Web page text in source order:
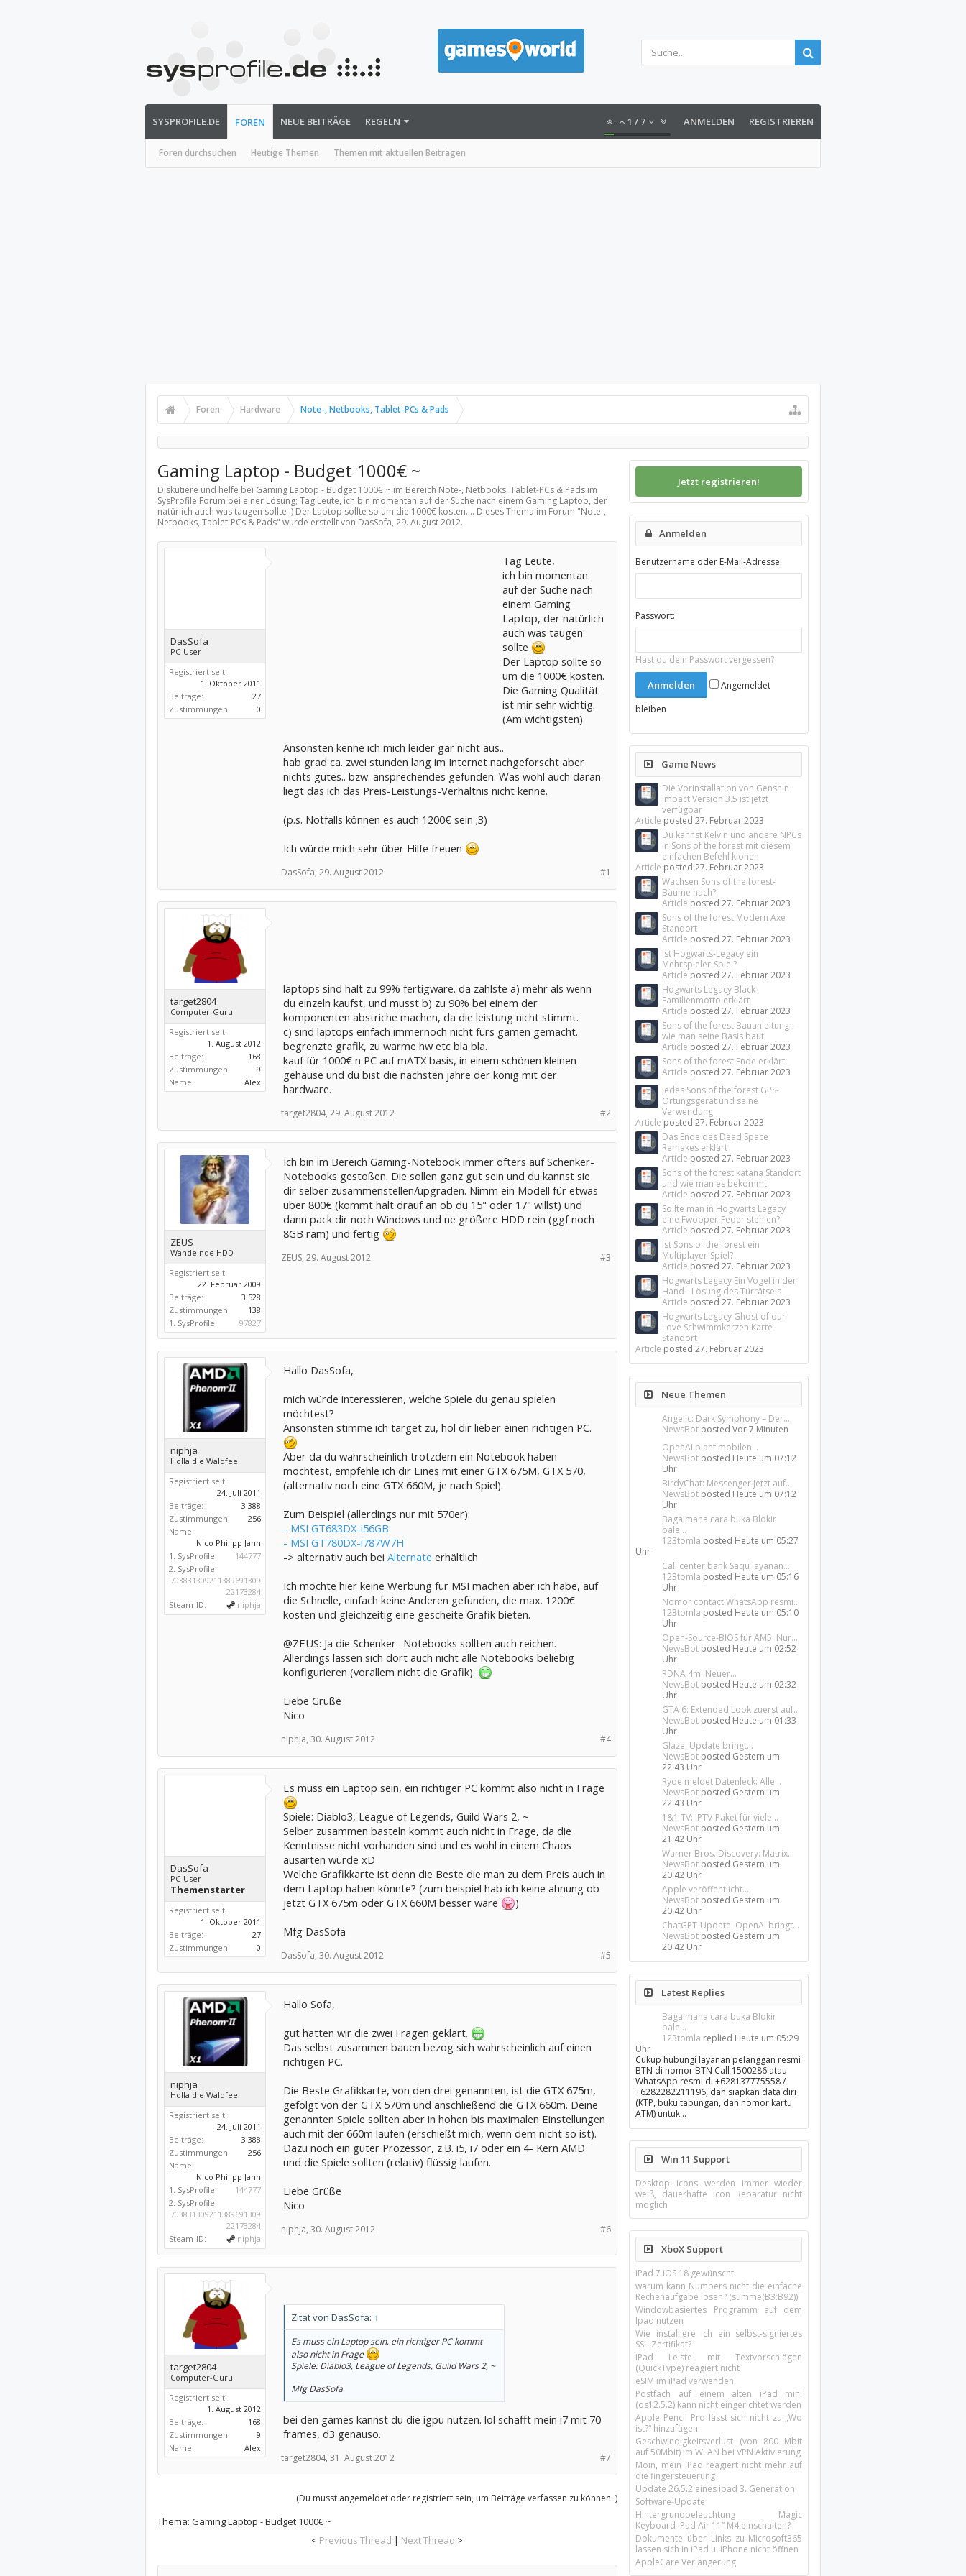
SYSPROFILE.DE FOREN
Foren durchsuchen Heutige Themen Themen mit aktuellen Beiträgen
NEUE BEITRÄGE REGELN 1 / 7 ANMELDEN REGISTRIEREN
Foren Hardware Note-, Netbooks, Tablet-PCs & Pads
Gaming Laptop - Budget 1000€ ~
Diskutiere und helfe bei Gaming Laptop - Budget 1000€ ~ im Bereich Note-, Netbooks, Tablet-PCs & Padsim
SysProfile Forum bei einer Lösung; Tag Leute, ich bin momentan auf der Suche nach einem Gaming Laptop, der
natürlich auch was taugen sollte :) Der Laptop sollte so um die 1000€ kosten.... Dieses Thema im Forum "Note-,
Netbooks, Tablet-PCs & Pads" wurde erstellt von DasSofa, 29. August 2012.
DasSofa
PC-User
Registriert seit:
1. Oktober 2011
Beiträge:
27
Zustimmungen:
0
Tag Leute,
ich bin momentan
auf der Suche nach
einem Gaming
Laptop, der natürlich
auch was taugen
sollte
Der Laptop sollte so
um die 1000€ kosten.
Die Gaming Qualität
ist mir sehr wichtig.
(Am wichtigsten)
Ansonsten kenne ich mich leider gar nicht aus..
hab grad ca. zwei stunden lang im Internet nachgeforscht aber
nichts gutes.. bzw. ansprechendes gefunden. Was wohl auch daran
liegt das ich das Preis-Leistungs-Verhältnis nicht kenne.
(p.s. Notfalls können es auch 1200€ sein ;3)
Ich würde mich sehr über Hilfe freuen
#1
DasSofa, 29. August 2012
target2804
Computer-Guru
Registriert seit:
1. August 2012
Beiträge:
168
Zustimmungen:
9
Name:
Alex
laptops sind halt zu 99% fertigware. da zahlste a) mehr als wenn
du einzeln kaufst, und musst b) zu 90% bei einem der
komponenten abstriche machen, da die leistung nicht stimmt.
c) sind laptops einfach immernoch nicht fürs gamen gemacht.
begrenzte grafik, zu warme hw etc bla bla.
kauf für 1000€ n PC auf mATX basis, in einem schönen kleinen
gehäuse und du bist die nächsten jahre der könig mit der
hardware.
#2
target2804, 29. August 2012
ZEUS
Wandelnde HDD
Registriert seit:
22. Februar 2009
Beiträge:
3.528
Zustimmungen:
138
1. SysProfile:
97827
Ich bin im Bereich Gaming-Notebook immer öfters auf Schenker-
Notebooks gestoßen. Die sollen ganz gut sein und du kannst sie
dir selber zusammenstellen/upgraden. Nimm ein Modell für etwas
über 800€ (kommt halt drauf an ob du 15" oder 17" willst) und
dann pack dir noch Windows und ne größere HDD rein (ggf noch
8GB ram) und fertig
#3
ZEUS, 29. August 2012
niphja
Holla die Waldfee
Registriert seit:
24. Juli 2011
Beiträge:
3.388
Zustimmungen:
256
Name:
Nico Philipp Jahn
1. SysProfile:
144777
2. SysProfile:
703831309211389691309
22173284
Steam-ID:
niphja
Hallo DasSofa,
mich würde interessieren, welche Spiele du genau spielen
möchtest?
Ansonsten stimme ich target zu, hol dir lieber einen richtigen PC.
Aber da du wahrscheinlich trotzdem ein Notebook haben
möchtest, empfehle ich dir Eines mit einer GTX 675M, GTX 570,
(alternativ noch eine GTX 660M, je nach Spiel).
Zum Beispiel (allerdings nur mit 570er):
- MSI GT683DX-i56GB
- MSI GT780DX-i787W7H
-> alternativ auch bei Alternate erhältlich
Ich möchte hier keine Werbung für MSI machen aber ich habe, auf
die Schnelle, einfach keine Anderen gefunden, die max. 1200€
kosten und gleichzeitig eine gescheite Grafik bieten.
@ZEUS: Ja die Schenker- Notebooks sollten auch reichen.
Allerdings lassen sich dort auch nicht alle Notebooks beliebig
konfigurieren (vorallem nicht die Grafik).
Liebe Grüße
Nico
#4
niphja, 30. August 2012
DasSofa
PC-User
Themenstarter
Registriert seit:
1. Oktober 2011
Beiträge:
27
Zustimmungen:
0
Es muss ein Laptop sein, ein richtiger PC kommt also nicht in Frage
Spiele: Diablo3, League of Legends, Guild Wars 2, ~
Selber zusammen basteln kommt auch nicht in Frage, da die
Kenntnisse nicht vorhanden sind und es wohl in einem Chaos
ausarten würde xD
Welche Grafikkarte ist denn die Beste die man zu dem Preis auch in
dem Laptop haben könnte? (zum beispiel hab ich keine ahnung ob
jetzt GTX 675m oder GTX 660M besser wäre
)
Mfg DasSofa
#5
DasSofa, 30. August 2012
niphja
Holla die Waldfee
Registriert seit:
24. Juli 2011
Beiträge:
3.388
Zustimmungen:
256
Name:
Nico Philipp Jahn
1. SysProfile:
144777
2. SysProfile:
703831309211389691309
22173284
Steam-ID:
niphja
Hallo Sofa,
gut hätten wir die zwei Fragen geklärt.
Das selbst zusammen bauen bezog sich wahrscheinlich auf einen
richtigen PC.
Die Beste Grafikkarte, von den drei genannten, ist die GTX 675m,
gefolgt von der GTX 570m und anschließend die GTX 660m. Deine
genannten Spiele sollten aber in hohen bis maximalen Einstellungen
auch mit der 660m laufen (erschießt mich, wenn dem nicht so ist).
Dazu noch ein guter Prozessor, z.B. i5, i7 oder ein 4- Kern AMD
und die Spiele sollten (relativ) flüssig laufen.
Liebe Grüße
Nico
#6
niphja, 30. August 2012
target2804
Computer-Guru
Registriert seit:
1. August 2012
Beiträge:
168
Zustimmungen:
9
Name:
Alex
Zitat von DasSofa: ↑
Es muss ein Laptop sein, ein richtiger PC kommt
also nicht in Frage
Spiele: Diablo3, League of Legends, Guild Wars 2, ~
Mfg DasSofa
bei den games kannst du die igpu nutzen. lol schafft mein i7 mit 70
frames, d3 genauso.
#7
target2804, 31. August 2012
(Du musst angemeldet oder registriert sein, um Beiträge verfassen zu können. )
Thema: Gaming Laptop - Budget 1000€ ~
< Previous Thread | Next Thread >
Jetzt registrieren!
Anmelden
Benutzername oder E-Mail-Adresse:
Passwort:
Hast du dein Passwort vergessen?
Angemeldet
bleiben
Game News
Die Vorinstallation von Genshin
Impact Version 3.5 ist jetzt
verfügbar
Article posted27. Februar 2023
Du kannst Kelvin und andere NPCs
in Sons of the forest mit diesem
einfachen Befehl klonen
Article posted27. Februar 2023
Wachsen Sons of the forest-
Bäume nach?
Article posted27. Februar 2023
Sons of the forest Modern Axe
Standort
Article posted27. Februar 2023
Ist Hogwarts-Legacy ein
Mehrspieler-Spiel?
Article posted27. Februar 2023
Hogwarts Legacy Black
Familienmotto erklärt
Article posted27. Februar 2023
Sons of the forest Bauanleitung -
wie man seine Basis baut
Article posted27. Februar 2023
Sons of the forest Ende erklärt
Article posted27. Februar 2023
Jedes Sons of the forest GPS-
Ortungsgerät und seine
Verwendung
Article posted27. Februar 2023
Das Ende des Dead Space
Remakes erklärt
Article posted27. Februar 2023
Sons of the forest katana Standort
und wie man es bekommt
Article posted27. Februar 2023
Sollte man in Hogwarts Legacy
eine Fwooper-Feder stehlen?
Article posted27. Februar 2023
Ist Sons of the forest ein
Multiplayer-Spiel?
Article posted27. Februar 2023
Hogwarts Legacy Ein Vogel in der
Hand - Lösung des Türrätsels
Article posted27. Februar 2023
Hogwarts Legacy Ghost of our
Love Schwimmkerzen Karte
Standort
Article posted27. Februar 2023
Neue Themen
Angelic: Dark Symphony – Der...
NewsBot postedVor 7 Minuten
OpenAI plant mobilen...
NewsBot posted Heute um 07:12
Uhr
BirdyChat: Messenger jetzt auf...
NewsBot posted Heute um 07:12
Uhr
Bagaimana cara buka Blokir
bale...
123tomla posted Heute um 05:27
Uhr
Call center bank Saqu layanan...
123tomla posted Heute um 05:16
Uhr
Nomor contact WhatsApp resmi...
123tomla posted Heute um 05:10
Uhr
Open-Source-BIOS für AM5: Nur...
NewsBot posted Heute um 02:52
Uhr
RDNA 4m: Neuer...
NewsBot posted Heute um 02:32
Uhr
GTA 6: Extended Look zuerst auf...
NewsBot posted Heute um 01:33
Uhr
Glaze: Update bringt...
NewsBot posted Gestern um
22:43 Uhr
Ryde meldet Datenleck: Alle...
NewsBot posted Gestern um
22:43 Uhr
1&1 TV: IPTV-Paket für viele...
NewsBot posted Gestern um
21:42 Uhr
Warner Bros. Discovery: Matrix...
NewsBot posted Gestern um
20:42 Uhr
Apple veröffentlicht...
NewsBot posted Gestern um
20:42 Uhr
ChatGPT-Update: OpenAI bringt...
NewsBot posted Gestern um
20:42 Uhr
Latest Replies
Bagaimana cara buka Blokir
bale...
123tomla replied Heute um 05:29
Uhr
Cukup hubungi layanan pelanggan resmi
BTN di nomor BTN Call 1500286 atau
WhatsApp resmi di +628137775558 /
+6282282211196, dan siapkan data diri
(KTP, buku tabungan, dan nomor kartu
ATM) untuk…
Win 11 Support
Desktop Icons werden immer wieder
weiß, dauerhafte Icon Reparatur nicht
möglich
XboX Support
iPad 7 iOS 18 gewünscht
warum kann Numbers nicht die einfache
Rechenaufgabe lösen? (summe(B3:B92))
Windowbasiertes Programm auf dem
Ipad nutzen
Wie installiere ich ein selbst-signiertes
SSL-Zertifikat?
iPad Leiste mit Textvorschlägen
(QuickType) reagiert nicht
eSIM im iPad verwenden
Postfach auf einem alten iPad mini
(os12.5.2) kann nicht eingerichtet werden
Apple Pencil Pro lässt sich nicht zu „Wo
ist?“ hinzufügen
Geschwindigkeitsverlust (von 800 Mbit
auf 50Mbit) im WLAN bei VPN Aktivierung
Moin, mein iPad reagiert nicht mehr auf
die fingersteuerung
Update 26.5.2 eines ipad 3. Generation
Software-Update
Hintergrundbeleuchtung Magic
Keyboard iPad Air 11’’ M4 einschalten?
Dokumente über Links zu Microsoft365
lassen sich in iPad u. iPhone nicht öffnen
AppleCare Verlängerung